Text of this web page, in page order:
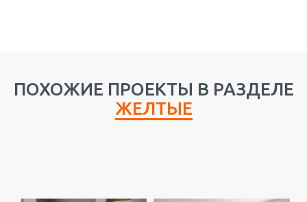
ПОХОЖИЕ ПРОЕКТЫ В РАЗДЕЛЕ
ЖЕЛТЫЕ